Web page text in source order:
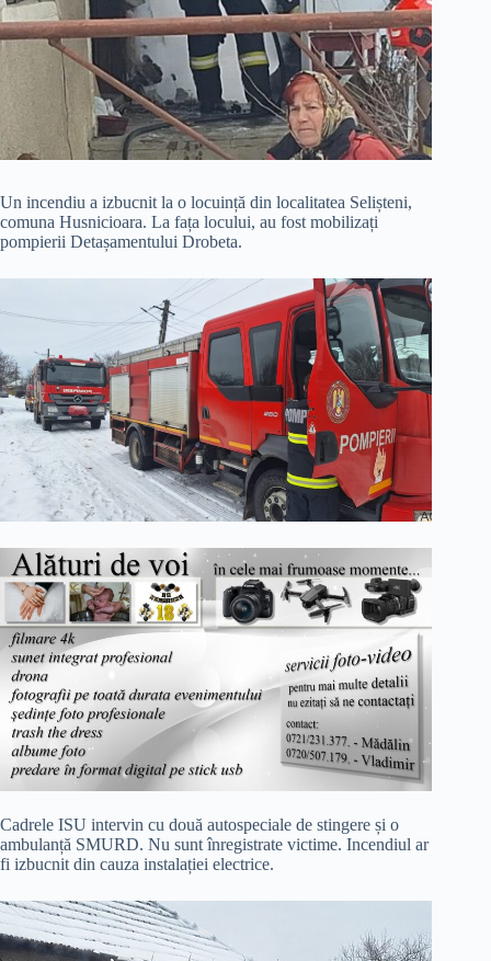
Un incendiu a izbucnit la o locuință din localitatea Selișteni,
comuna Husnicioara. La fața locului, au fost mobilizați
pompierii Detașamentului Drobeta.
Cadrele ISU intervin cu două autospeciale de stingere și o
ambulanță SMURD. Nu sunt înregistrate victime. Incendiul ar
fi izbucnit din cauza instalației electrice.